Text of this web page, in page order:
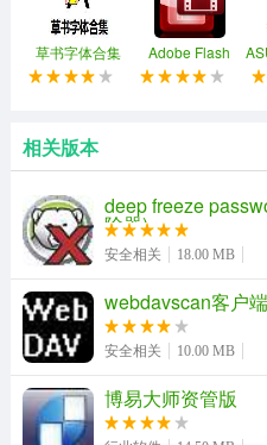
在使用搜狗输入法进行输入
切换。
在中文模式下，输入一串字
屏字母串。
5、如何进行候选条翻页?
按句号向后翻页，按逗号向
6、可以直接输入的符号表情
搜狗输入法 for mac更新日志：
v5.5.0
草书字体合集
Adobe Flash
Media Encoder
相关版本
deep freeze
除器)
安全相关 18.00 MB
webdavscan客户
安全相关 10.00 MB
博易大师资管版